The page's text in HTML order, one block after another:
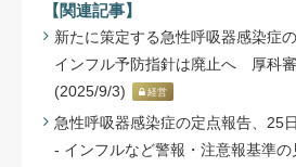
【関連記事】
新たに策定する急性呼吸器感染症
インフル予防指針は廃止へ 厚科
(2025/9/3)
経営
急性呼吸器感染症の定点報告、
- インフルなど警報・注意報基準の